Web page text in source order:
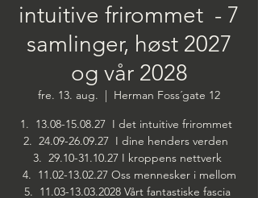
intuitive frirommet - 7
samlinger, høst 2027
og vår 2028
fre. 13. aug.
  |
Herman Foss´gate 12
1. 13.08-15.08.27 I det intuitive frirommet
2. 24.09-26.09.27 I dine henders verden
3. 29.10-31.10.27 I kroppens nettverk
4. 11.02-13.02.27 Oss mennesker i mellom
5. 11.03-13.03.2028 Vårt fantastiske fascia